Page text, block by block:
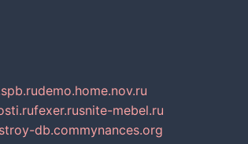
demo.home.nov.ru
fexer.rusnite-mebel.ru
stroy-db.commynances.org